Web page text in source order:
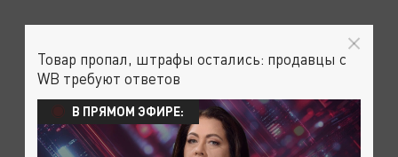
Товар пропал, штрафы остались: продавцы с
WB требуют ответов
В ПРЯМОМ ЭФИРЕ: